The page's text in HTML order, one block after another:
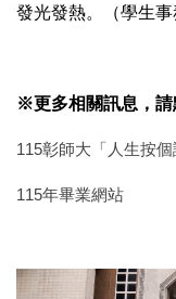
發光發熱。（學生事
※更多相關訊息，請
115彰師大「人生按
115年畢業網站